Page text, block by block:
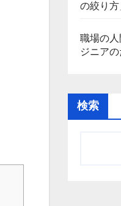
の絞り方
職場の
ジニア
検索